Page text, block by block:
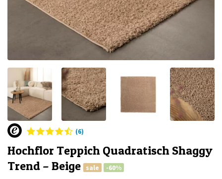
(6)
Hochflor Teppich Quadratisch Shaggy
Trend – Beige
sale -60%